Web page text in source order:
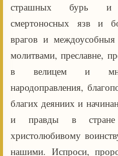
страшных бурь и
смертоносных язв и
врагов и
молитвами, преславне,
в велицем и
народоправления,
благих деяниих и
и правды в стране
христолюбивому
нашими. Испроси,